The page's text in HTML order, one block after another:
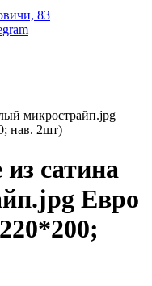
83
микрострайп.jpg
нав. 2шт)
сатина
Евро